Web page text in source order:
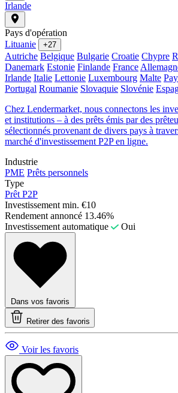
Irlande
Pays d'opération
Lituanie
+27
Autriche Belgique Bulgarie Croatie Chypre
Danemark Estonie Finlande France
Irlande Italie Lettonie Luxembourg Malte
Portugal Roumanie Slovaquie Slovénie
Chez Lendermarket, nous connectons les
et institutions – à des prêts émis par des
sélectionnés provenant de divers pays à
marché d'investissement P2P en ligne.
Industrie
PME Prêts personnels
Type
Prêt P2P
Investissement min. €10
Rendement annoncé 13.46%
Investissement automatique
Oui
Dans vos favoris
Retirer des favoris
Voir les favoris